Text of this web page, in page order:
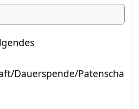
Dauerspende/Patenscha